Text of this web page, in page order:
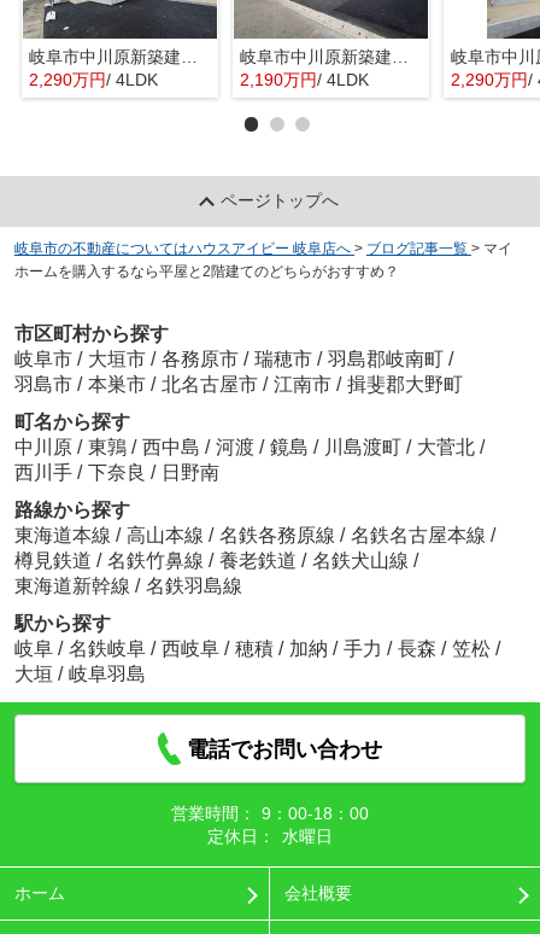
2,290万円/ 4LDK
2,190万円/ 4LDK 2,290万円/
ページトップへ
岐阜市の不動産についてはハウスアイビー 岐阜店へ > ブログ記事一覧 > マイ
ホームを購入するなら平屋と2階建てのどちらがおすすめ？
市区町村から探す
岐阜市 / 大垣市 / 各務原市 / 瑞穂市 / 羽島郡岐南町 /
羽島市 / 本巣市 / 北名古屋市 / 江南市 / 揖斐郡大野町
町名から探す
中川原 / 東鶉 / 西中島 / 河渡 / 鏡島 / 川島渡町 / 大菅北 /
西川手 / 下奈良 / 日野南
路線から探す
東海道本線 / 高山本線 / 名鉄各務原線 / 名鉄名古屋本線 /
樽見鉄道 / 名鉄竹鼻線 / 養老鉄道 / 名鉄犬山線 /
東海道新幹線 / 名鉄羽島線
駅から探す
岐阜 / 名鉄岐阜 / 西岐阜 / 穂積 / 加納 / 手力 / 長森 / 笠松 /
大垣 / 岐阜羽島
電話でお問い合わせ
営業時間：
9：00‐18：00
定休日：
水曜日
ホーム 会社概要